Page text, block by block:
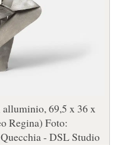
alluminio, 69,5 x 36 x
Regina) Foto:
- DSL Studio